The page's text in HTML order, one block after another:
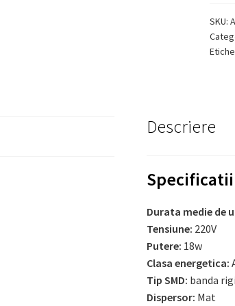
Alb
M2
SKU:
Descriere
Durata medie de
Tensiune: 220V
Putere: 18w
Clasa energetica:
Tip SMD: banda
Dispersor: Mat